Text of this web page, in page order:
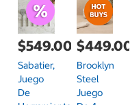
$549.00
Sabatier,
Juego
De
$449.00
Brooklyn
Steel
Juego